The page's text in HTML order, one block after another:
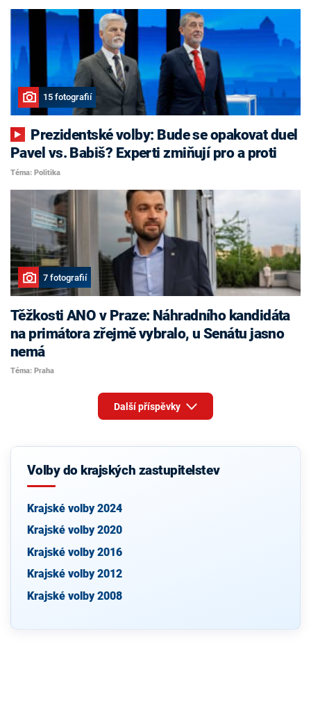
15 fotografií
Pavel vs. Babiš? Experti zmiňují pro a proti
Téma: Politika
7 fotografií
Těžkosti ANO v Praze: Náhradního kandidáta
na primátora zřejmě vybralo, u Senátu jasno
nemá
Téma: Praha
Další příspěvky
Volby do krajských zastupitelstev
Krajské volby 2024
Krajské volby 2020
Krajské volby 2016
Krajské volby 2012
Krajské volby 2008